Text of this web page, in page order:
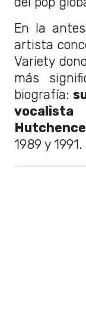
En la
artista
Variety
más
biografía:
Hutchence
1989 y 1991.